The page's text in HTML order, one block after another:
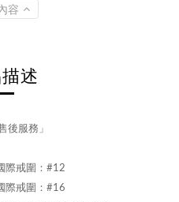
容
述
後服務」
際戒圍：#12
際戒圍：#16